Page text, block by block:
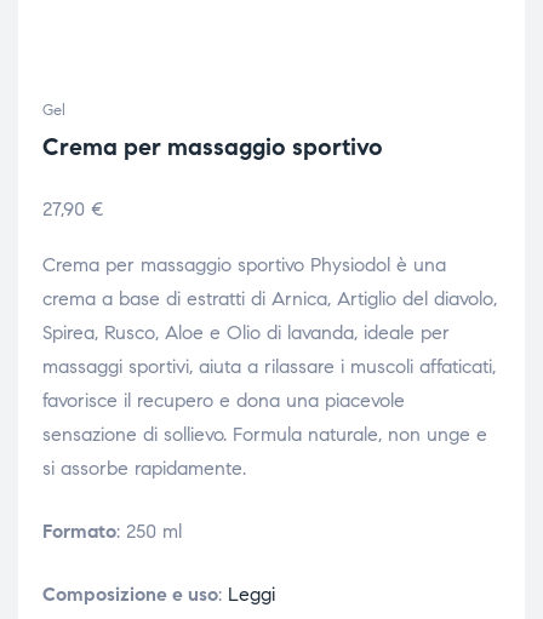
Gel
Crema per massaggio sportivo
27,90 €
Crema per massaggio sportivo Physiodol è una
crema a base di estratti di Arnica, Artiglio del diavolo,
Spirea, Rusco, Aloe e Olio di lavanda, ideale per
massaggi sportivi, aiuta a rilassare i muscoli affaticati,
favorisce il recupero e dona una piacevole
sensazione di sollievo. Formula naturale, non unge e
si assorbe rapidamente.
Formato: 250 ml
Composizione e uso: Leggi